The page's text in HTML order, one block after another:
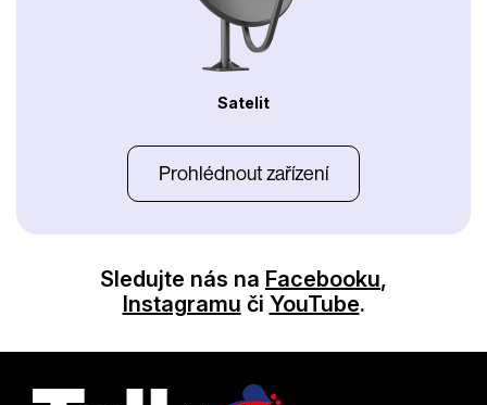
Satelit
Prohlédnout zařízení
Sledujte nás na Facebooku,
Instagramu či YouTube.